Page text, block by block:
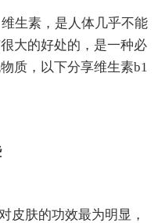
生素，是人体几乎不能
大的好处的，是一种必
质，以下分享维生素b1
皮肤的功效最为明显，